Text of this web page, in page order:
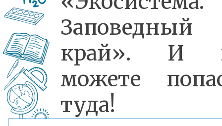
Заповедный
край». И
можете
туда!